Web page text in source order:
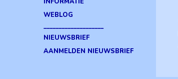
WEBLOG
____________________
NIEUWSBRIEF
AANMELDEN NIEUWSBRIEF